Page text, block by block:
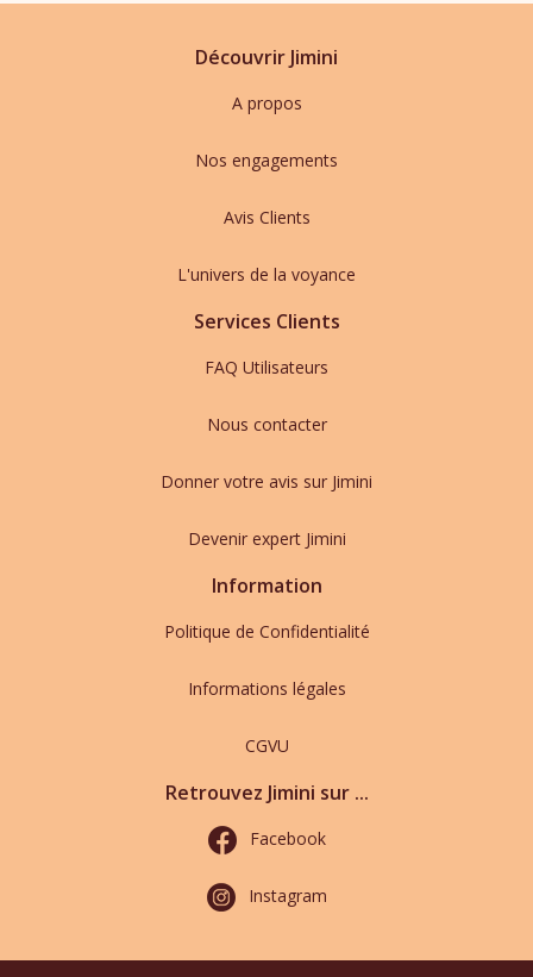
Découvrir Jimini
A propos
Nos engagements
Avis Clients
L'univers de la voyance
Services Clients
FAQ Utilisateurs
Nous contacter
Donner votre avis sur Jimini
Devenir expert Jimini
Information
Politique de Confidentialité
Informations légales
CGVU
Retrouvez Jimini sur ...
Facebook
Instagram